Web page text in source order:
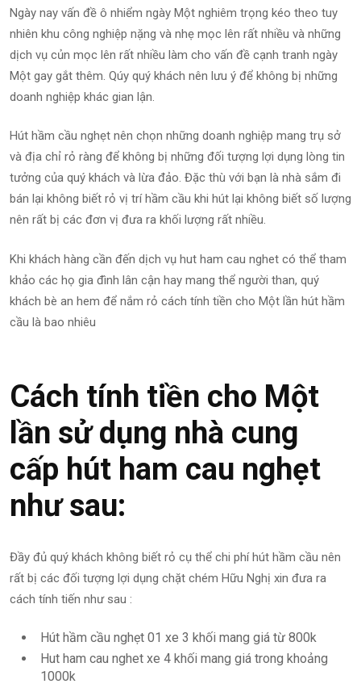
Ngày nay vấn đề ô nhiểm ngày Một nghiêm trọng kéo theo tuy
nhiên khu công nghiệp nặng và nhẹ mọc lên rất nhiều và những
dịch vụ củn mọc lên rất nhiều làm cho vấn đề cạnh tranh ngày
Một gay gắt thêm. Qúy quý khách nên lưu ý để không bị những
doanh nghiệp khác gian lận.
Hút hầm cầu nghẹt nên chọn những doanh nghiệp mang trụ sở
và địa chỉ rỏ ràng để không bị những đối tượng lợi dụng lòng tin
tưởng của quý khách và lừa đảo. Đặc thù với bạn là nhà sắm đi
bán lại không biết rỏ vị trí hầm cầu khi hút lại không biết số lượng
nên rất bị các đơn vị đưa ra khối lượng rất nhiều.
Khi khách hàng cần đến dịch vụ hut ham cau nghet có thể tham
khảo các họ gia đình lân cận hay mang thể người than, quý
khách bè an hem để nắm rỏ cách tính tiền cho Một lần hút hầm
cầu là bao nhiêu
Cách tính tiền cho Một
lần sử dụng nhà cung
cấp hút ham cau nghẹt
như sau:
Đầy đủ quý khách không biết rỏ cụ thể chi phí hút hầm cầu nên
rất bị các đối tượng lợi dụng chặt chém Hữu Nghị xin đưa ra
cách tính tiến như sau :
Hút hầm cầu nghẹt 01 xe 3 khối mang giá từ 800k
Hut ham cau nghet xe 4 khối mang giá trong khoảng
1000k